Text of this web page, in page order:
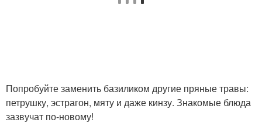
Попробуйте заменить базиликом другие пряные травы:
петрушку, эстрагон, мяту и даже кинзу. Знакомые блюда
зазвучат по-новому!